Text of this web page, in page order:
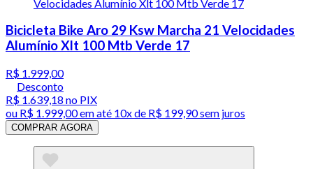
Bicicleta Bike Aro 29 Ksw Marcha 21 Velocidades
Alumínio Xlt 100 Mtb Verde 17
R$ 1.999,00
Desconto
R$ 1.639,18 no PIX
ou R$ 1.999,00em até 10x de R$ 199,90 sem juros
COMPRAR AGORA